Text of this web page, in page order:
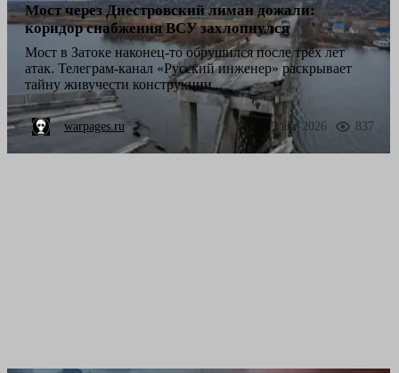
Мост через Днестровский лиман дожали:
коридор снабжения ВСУ захлопнулся
Мост в Затоке наконец-то обрушился после трёх лет
атак. Телеграм-канал «Русский инженер» раскрывает
тайну живучести конструкции...
warpages.ru 2 авг 2026 837